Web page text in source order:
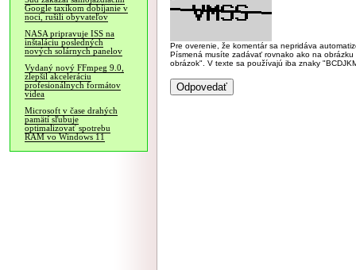
Google taxíkom dobíjanie v
noci, rušili obyvateľov
NASA pripravuje ISS na
inštaláciu posledných
nových solárnych panelov
Vydaný nový FFmpeg 9.0,
zlepšil akceleráciu
profesionálnych formátov
videa
Microsoft v čase drahých
pamätí sľubuje
optimalizovať spotrebu
RAM vo Windows 11
Pre overenie, že komentár sa nepridáva
Písmená musíte zadávať rovnako ako na
obrázok". V texte sa používajú iba znaky